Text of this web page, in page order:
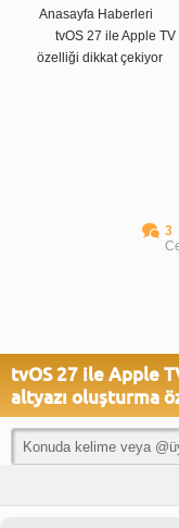
Anasayfa Haberleri
tvOS 27 ile Apple TV
özelliği dikkat çekiyor
3
tvOS 27 ile Apple
altyazı oluşturma